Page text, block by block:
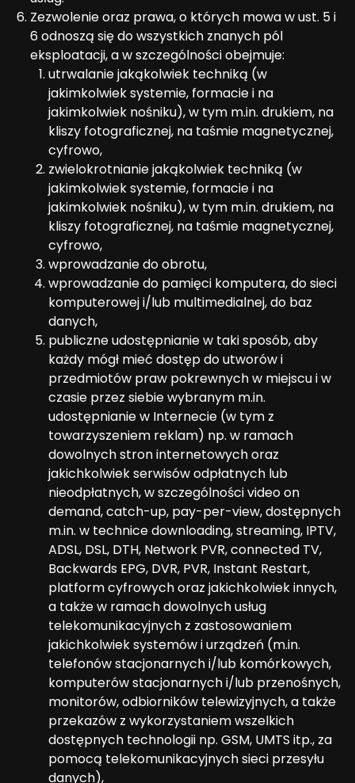
Zezwolenie oraz prawa, o których mowa w ust. 5 i
6 odnoszą się do wszystkich znanych pól
eksploatacji, a w szczególności obejmuje:
utrwalanie jakąkolwiek techniką (w
jakimkolwiek systemie, formacie i na
jakimkolwiek nośniku), w tym m.in. drukiem, na
kliszy fotograficznej, na taśmie magnetycznej,
cyfrowo,
zwielokrotnianie jakąkolwiek techniką (w
jakimkolwiek systemie, formacie i na
jakimkolwiek nośniku), w tym m.in. drukiem, na
kliszy fotograficznej, na taśmie magnetycznej,
cyfrowo,
wprowadzanie do obrotu,
wprowadzanie do pamięci komputera, do sieci
komputerowej i/lub multimedialnej, do baz
danych,
publiczne udostępnianie w taki sposób, aby
każdy mógł mieć dostęp do utworów i
przedmiotów praw pokrewnych w miejscu i w
czasie przez siebie wybranym m.in.
udostępnianie w Internecie (w tym z
towarzyszeniem reklam) np. w ramach
dowolnych stron internetowych oraz
jakichkolwiek serwisów odpłatnych lub
nieodpłatnych, w szczególności video on
demand, catch-up, pay-per-view, dostępnych
m.in. w technice downloading, streaming, IPTV,
ADSL, DSL, DTH, Network PVR, connected TV,
Backwards EPG, DVR, PVR, Instant Restart,
platform cyfrowych oraz jakichkolwiek innych,
a także w ramach dowolnych usług
telekomunikacyjnych z zastosowaniem
jakichkolwiek systemów i urządzeń (m.in.
telefonów stacjonarnych i/lub komórkowych,
komputerów stacjonarnych i/lub przenośnych,
monitorów, odbiorników telewizyjnych, a także
przekazów z wykorzystaniem wszelkich
dostępnych technologii np. GSM, UMTS itp., za
pomocą telekomunikacyjnych sieci przesyłu
danych),